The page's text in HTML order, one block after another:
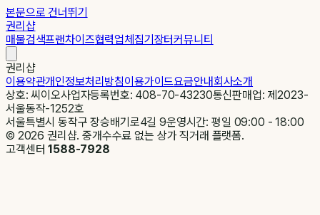
본문으로 건너뛰기
권리샵
매물검색프랜차이즈협력업체집기장터커뮤니티
권리샵
이용약관개인정보처리방침이용가이드요금안내회사소개
상호: 씨이오사업자등록번호: 408-70-43230통신판매업: 제2023-
서울동작-1252호
서울특별시 동작구 장승배기로4길 9운영시간: 평일 09:00 - 18:00
© 2026 권리샵. 중개수수료 없는 상가 직거래 플랫폼.
고객센터1588-7928